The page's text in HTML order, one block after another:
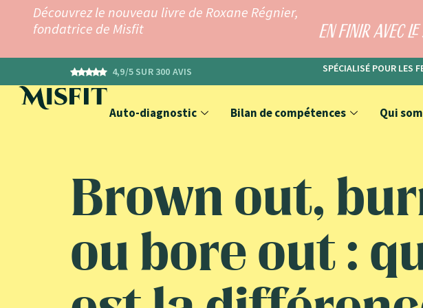
Découvrez le nouveau livre de Roxane Régnier,
fondatrice de Misfit
4,9/5 SUR 300 AVIS SPÉCIALISÉ POUR
Auto-diagnostic Bilan de compétences Qui
Brown out,
ou bore out :